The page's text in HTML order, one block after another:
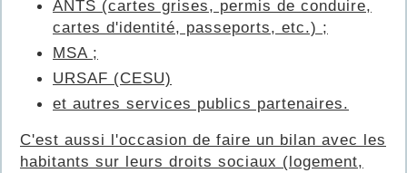
ANTS (cartes grises, permis de conduire,
cartes d'identité, passeports, etc.) ;
MSA ;
URSAF (CESU)
et autres services publics partenaires.
C'est aussi l'occasion de faire un bilan avec les
habitants sur leurs droits sociaux (logement,